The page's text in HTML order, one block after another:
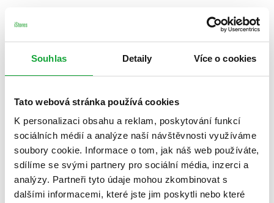
Souhlas Detaily Více o cookies
Tato webová stránka používá cookies
K personalizaci obsahu a reklam, poskytování funkcí
sociálních médií a analýze naší návštěvnosti využíváme
soubory cookie. Informace o tom, jak náš web používáte,
sdílíme se svými partnery pro sociální média, inzerci a
analýzy. Partneři tyto údaje mohou zkombinovat s
dalšími informacemi, které jste jim poskytli nebo které